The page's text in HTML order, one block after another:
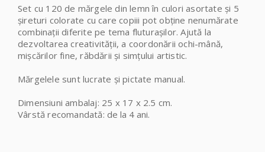
Set cu 120 de mărgele din lemn în culori asortate și 5
șireturi colorate cu care copiii pot obține nenumărate
combinații diferite pe tema fluturașilor.Ajută la
dezvoltarea creativității, a coordonării ochi-mână,
mișcărilor fine, răbdării și simțului artistic.
Mărgelele sunt lucrate și pictate manual.
Dimensiuni ambalaj: 25 x 17 x 2.5 cm.
Vârstă recomandată: de la 4 ani.